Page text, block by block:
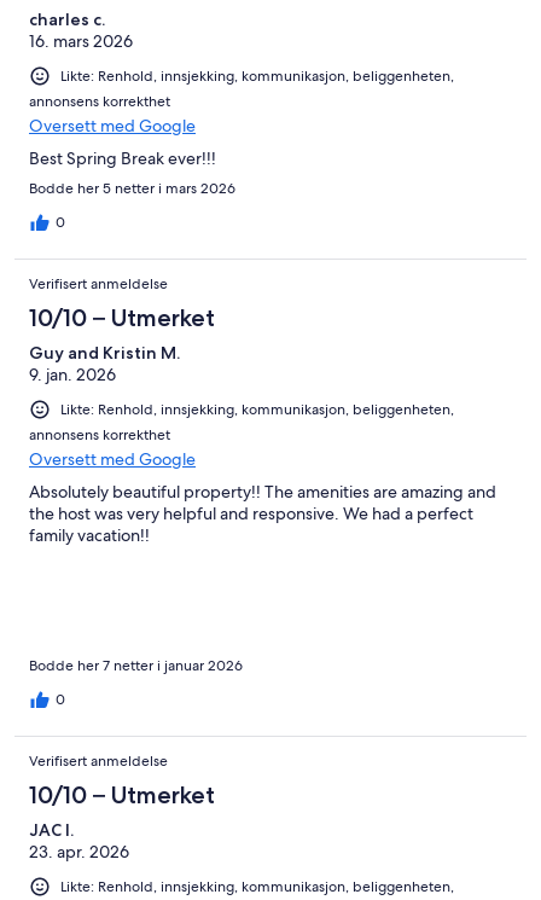
charles c.
16. mars 2026
Likte: Renhold, innsjekking, kommunikasjon, beliggenheten,
annonsens korrekthet
Oversett med Google
Best Spring Break ever!!!
Bodde her 5 netter i mars 2026
0
Verifisert anmeldelse
10/10 – Utmerket
Guy and Kristin M.
9. jan. 2026
Likte: Renhold, innsjekking, kommunikasjon, beliggenheten,
annonsens korrekthet
Oversett med Google
Absolutely beautiful property!! The amenities are amazing and
the host was very helpful and responsive. We had a perfect
family vacation!!
Bodde her 7 netter i januar 2026
0
Verifisert anmeldelse
10/10 – Utmerket
JAC I.
23. apr. 2026
Likte: Renhold, innsjekking, kommunikasjon, beliggenheten,